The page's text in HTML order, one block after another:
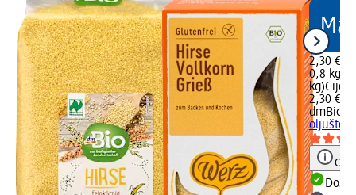
2,30 €
0,8 kg
kg)
2,30 €
dmBio